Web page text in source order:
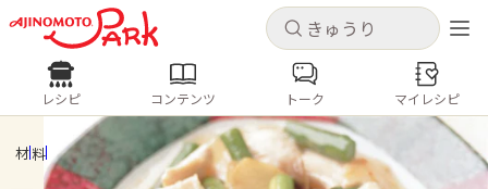
キャンセル
ログインするとレシピを保存できます
ログイン 新規登録
キャンセル
レシピ コンテンツ
レシピ コンテンツ トーク マイレシピ
材料